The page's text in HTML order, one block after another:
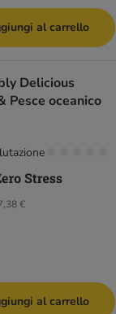
al carrello
Delicious
Pesce oceanico
€
al carrello